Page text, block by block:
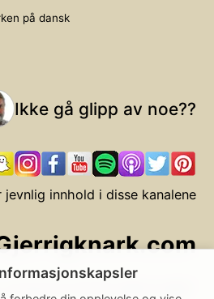
på dansk
Ikke gå glipp av noe??
jevnlig innhold i disse kanalene
smarte forbrukervalg